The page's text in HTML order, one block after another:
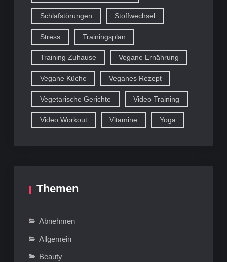
Schlafstörungen Stoffwechsel
Stress Trainingsplan
Training Zuhause Vegane Ernährung
Vegane Küche Veganes Rezept
Vegetarische Gerichte Video Training
Video Workout Vitamine Yoga
Themen
Abnehmen
Allgemein
Beauty